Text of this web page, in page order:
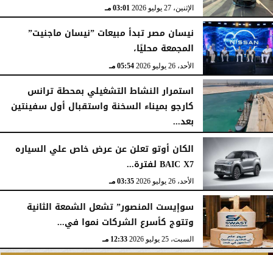
الإثنين، 27 يوليو 2026 03:01 مـ
نيسان مصر تبدأ مبيعات ”نيسان ماجنيت”
المجمعة محليًا،
الأحد، 26 يوليو 2026 05:54 مـ
استمرار النشاط التشغيلي بمحطة ترانس
كارجو بميناء السخنة واستقبال أول سفينتين
بعد...
الأحد، 26 يوليو 2026 05:52 مـ
الكان أوتو تعلن عن عرض خاص علي السياره
BAIC X7 لفترة...
الأحد، 26 يوليو 2026 03:35 مـ
سوإيست المنصور” تشعل الشمعة الثانية
وتتوج كأسرع الشركات نموا في...
السبت، 25 يوليو 2026 12:33 مـ